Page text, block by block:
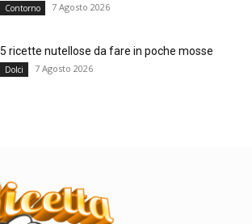
Contorno 7 Agosto 2026
5 ricette nutellose da fare in poche mosse
Dolci 7 Agosto 2026